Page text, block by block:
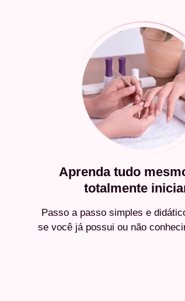
Aprenda tudo
totalmente
Passo a passo simples e
se você já possui ou não